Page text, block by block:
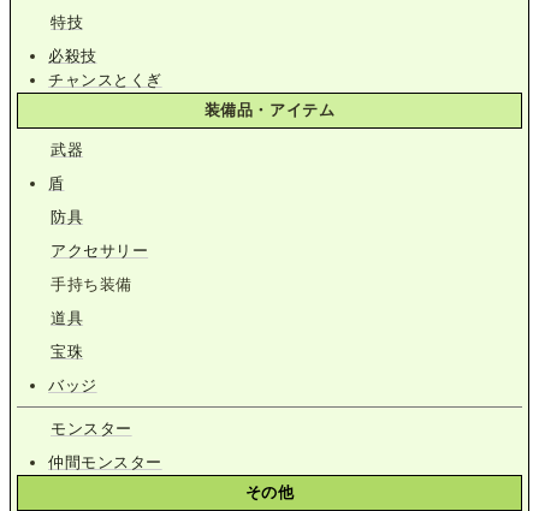
特技
必殺技
チャンスとくぎ
装備品・アイテム
武器
盾
防具
アクセサリー
手持ち装備
道具
宝珠
バッジ
モンスター
仲間モンスター
その他